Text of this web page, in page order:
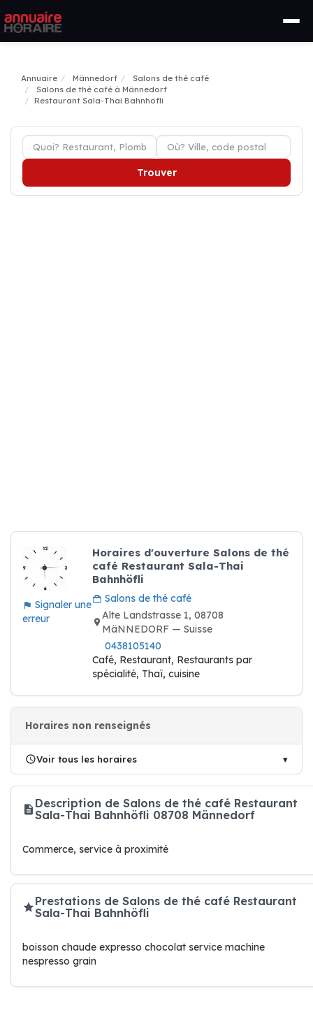
Annuaire Männedorf
Salons de thé café
Salons de thé café à Männedorf
Restaurant Sala-Thai Bahnhöfli
Trouver
Signaler une
erreur
Horaires d'ouverture Salons de thé
café Restaurant Sala-Thai
Bahnhöfli
Salons de thé café
Alte Landstrasse 1, 08708
MäNNEDORF — Suisse
0438105140
Café, Restaurant, Restaurants par
spécialité, Thaï, cuisine
Horaires non renseignés
Voir tous les horaires
Description de Salons de thé café Restaurant
Sala-Thai Bahnhöfli 08708 Männedorf
Commerce, service à proximité
Prestations de Salons de thé café Restaurant
Sala-Thai Bahnhöfli
boisson chaude expresso chocolat service machine
nespresso grain